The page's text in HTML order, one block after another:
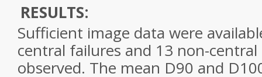
RESULTS:
Sufficient image data were
central failures and 13 non-
observed. The mean D90 and